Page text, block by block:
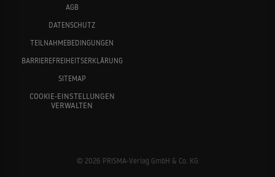
AGB
DATENSCHUTZ
TEILNAHMEBEDINGUNGEN
BARRIEREFREIHEITSERKLÄRUNG
SITEMAP
COOKIE-EINSTELLUNGEN
VERWALTEN
© 2026 PRISMA-Verlag GmbH & Co. KG